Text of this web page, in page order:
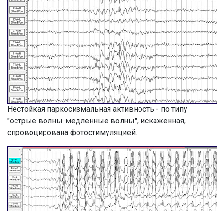
Нестойкая паркосизмальная активность - по типу
"острые волны-медленные волны", искаженная,
спровоцирована фотостимуляцией.